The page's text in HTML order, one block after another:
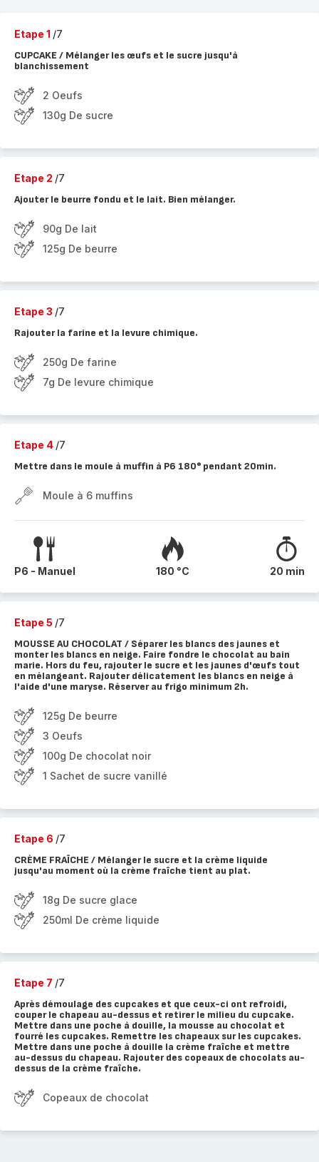
Etape 1 /7
CUPCAKE / Mélanger les œufs et le sucre jusqu'à
blanchissement
2 Oeufs
130g De sucre
Etape 2 /7
Ajouter le beurre fondu et le lait. Bien mélanger.
90g De lait
125g De beurre
Etape 3 /7
Rajouter la farine et la levure chimique.
250g De farine
7g De levure chimique
Etape 4 /7
Mettre dans le moule à muffin à P6 180° pendant 20min.
Moule à 6 muffins
P6 - Manuel 180 °C 20 min
Etape 5 /7
MOUSSE AU CHOCOLAT / Séparer les blancs des jaunes et
monter les blancs en neige. Faire fondre le chocolat au bain
marie. Hors du feu, rajouter le sucre et les jaunes d'œufs tout
en mélangeant. Rajouter délicatement les blancs en neige à
l'aide d'une maryse. Réserver au frigo minimum 2h.
125g De beurre
3 Oeufs
100g De chocolat noir
1 Sachet de sucre vanillé
Etape 6 /7
CRÈME FRAÎCHE / Mélanger le sucre et la crème liquide
jusqu'au moment où la crème fraîche tient au plat.
18g De sucre glace
250ml De crème liquide
Etape 7 /7
Après démoulage des cupcakes et que ceux-ci ont refroidi,
couper le chapeau au-dessus et retirer le milieu du cupcake.
Mettre dans une poche à douille, la mousse au chocolat et
fourré les cupcakes. Remettre les chapeaux sur les cupcakes.
Mettre dans une poche à douille la crème fraîche et mettre
au-dessus du chapeau. Rajouter des copeaux de chocolats au-
dessus de la crème fraîche.
Copeaux de chocolat